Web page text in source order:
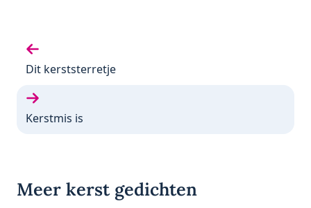
Vorige gedicht:
Dit kerststerretje
Volgende gedicht:
Kerstmis is
Meer kerst gedichten